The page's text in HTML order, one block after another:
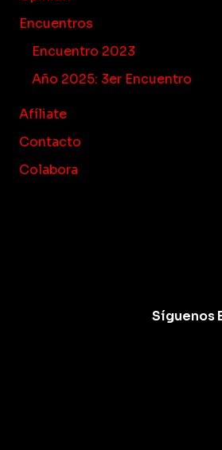
Encuentros
Encuentro 2023
Año 2025: 3er Encuentro
Afíliate
Contacto
Colabora
Síguenos